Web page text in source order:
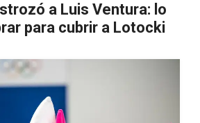
a Luis Ventura: lo
para cubrir a Lotocki